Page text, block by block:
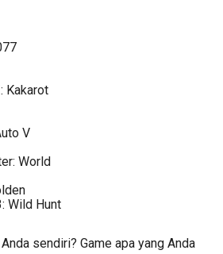
Kakarot
V
World
Wild Hunt
sendiri? Game apa yang Anda